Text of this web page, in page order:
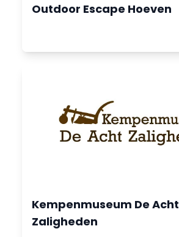
Outdoor Escape Hoeven
Kempenmuseum De Acht
Zaligheden